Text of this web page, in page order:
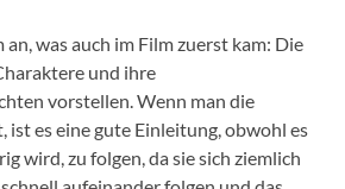
was auch im Film zuerst kam: Die
und ihre
vorstellen. Wenn man die
ist es eine gute Einleitung, obwohl es
wird, zu folgen, da sie sich ziemlich